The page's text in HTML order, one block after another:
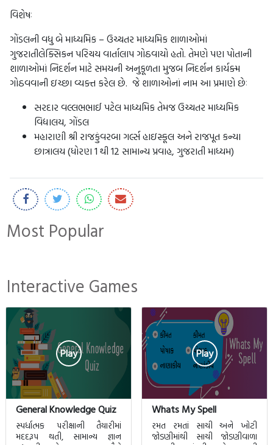
વિશેષઃ
ગોંડલની વધુ બે માધ્યમિક – ઉચ્ચતર માધ્યમિક શાળાઓમાં
ગુજરાતીલેક્સિકન પરિચય વાર્તાલાપ ગોઠવાયો હતો. તેમણે પણ પોતાની
શાળાઓમાં નિદર્શન માટે સમયની અનુકૂળતા મુજબ નિદર્શન કાર્યક્મ
ગોઠવવાની ઇચ્છા વ્યક્ત કરેલ છે. જે શાળાઓનાં નામ આ પ્રમાણે છેઃ
સરદાર વલ્લભભાઈ પટેલ માધ્યમિક તેમજ ઉચ્ચતર માધ્યમિક
વિદ્યાલય, ગોંડલ
મહારાણી શ્રી રાજકુંવરબા ગર્લ્સ હાઇસ્કૂલ અને રાજપૂત કન્યા
છાત્રાલય (ધોરણ 1 થી 12 સામાન્ય પ્રવાહ, ગુજરાતી માધ્યમ)
Most Popular
Interactive Games
Play
General Knowledge Quiz
સ્પર્ધાત્મક પરીક્ષાની તૈયારીમાં
મદદરૂપ થતી, સામાન્ય જ્ઞાન
Play
Whats My Spell
રમત રમતાં સાચી અને ખોટી
જોડણીમાંથી સાચી જોડણીવાળા